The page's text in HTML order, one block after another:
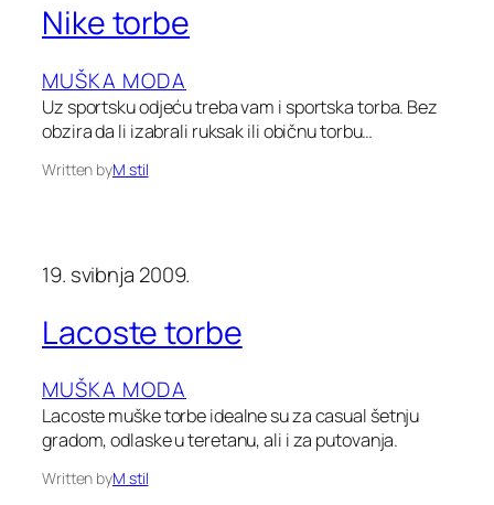
Nike torbe
MUŠKA MODA
Uz sportsku odjeću treba vam i sportska torba. Bez
obzira da li izabrali ruksak ili običnu torbu…
Written byM stil
19. svibnja 2009.
Lacoste torbe
MUŠKA MODA
Lacoste muške torbe idealne su za casual šetnju
gradom, odlaske u teretanu, ali i za putovanja.
Written byM stil